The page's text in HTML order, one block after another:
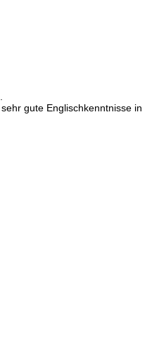
gute Englischkenntnisse in